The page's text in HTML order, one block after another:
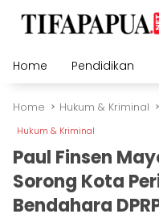
Home
Pendidikan
Home Hukum & Kriminal
Hukum & Kriminal
Paul Finsen
Sorong Kota
Bendahara